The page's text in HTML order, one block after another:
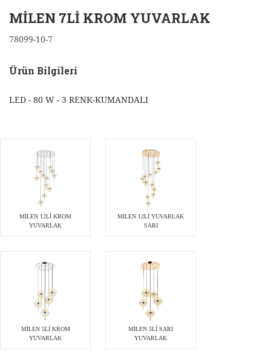
MİLEN 7Lİ KROM YUVARLAK
78099-10-7
Ürün Bilgileri
LED - 80 W - 3 RENK-KUMANDALI
MİLEN 12Lİ KROM
YUVARLAK
MİLEN 12Lİ YUVARLAK
SARI
MİLEN 5Lİ KROM
YUVARLAK
MİLEN 5Lİ SARI
YUVARLAK